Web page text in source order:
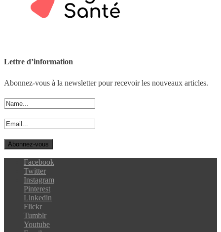
Lettre d’information
Abonnez-vous à la newsletter pour recevoir les nouveaux articles.
Facebook
Twitter
Instagram
Pinterest
Linkedin
Flickr
Tumblr
Youtube